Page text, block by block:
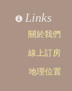
Links
關於我們
線上訂房
地理位置